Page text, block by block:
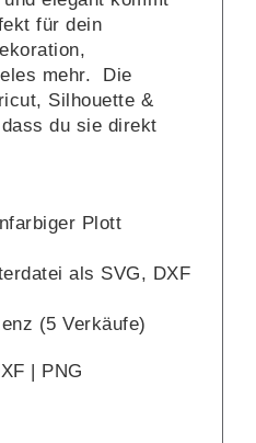
für dein
mehr. Die
Silhouette &
du sie direkt
Plott
als SVG, DXF
(5 Verkäufe)
| PNG